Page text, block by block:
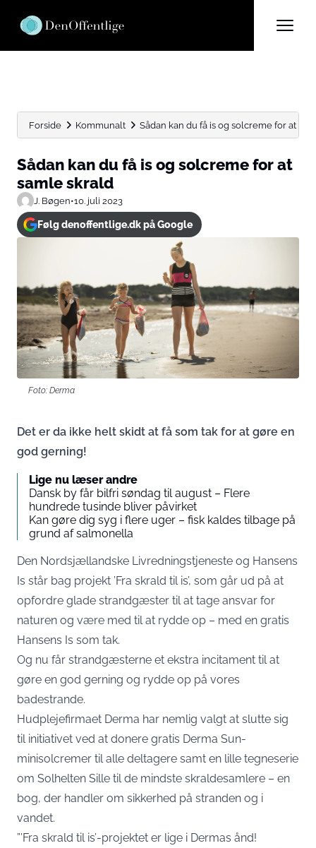
Forside Kommunalt Sådan kan du få is og solcreme for at
Sådan kan du få is og solcreme for at
samle skrald
J. Bøgen•10. juli 2023
Følg denoffentlige.dk på Google
Foto: Derma
Det er da ikke helt skidt at få som tak for at gøre en
god gerning!
Lige nu læser andre
Dansk by får bilfri søndag til august – Flere
hundrede tusinde bliver påvirket
Kan gøre dig syg i flere uger – fisk kaldes tilbage på
grund af salmonella
Den Nordsjællandske Livredningstjeneste og Hansens
Is står bag projekt ’Fra skrald til is’, som går ud på at
opfordre glade strandgæster til at tage ansvar for
naturen og være med til at rydde op – med en gratis
Hansens Is som tak.
Og nu får strandgæsterne et ekstra incitament til at
gøre en god gerning og rydde op på vores
badestrande.
Hudplejefirmaet Derma har nemlig valgt at slutte sig
til initiativet ved at donere gratis Derma Sun-
minisolcremer til alle deltagere samt en lille tegneserie
om Solhelten Sille til de mindste skraldesamlere – en
bog, der handler om sikkerhed på stranden og i
vandet.
”’Fra skrald til is’-projektet er lige i Dermas ånd!